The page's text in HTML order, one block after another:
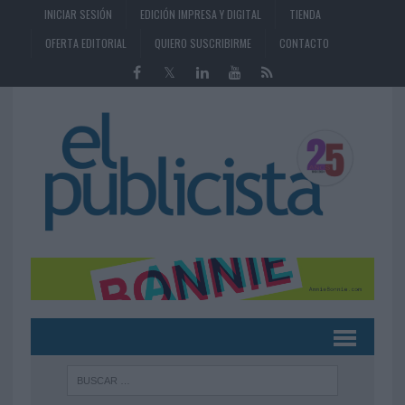
INICIAR SESIÓN EDICIÓN IMPRESA Y DIGITAL
TIENDA
OFERTA EDITORIAL
QUIERO SUSCRIBIRME CONTACTO